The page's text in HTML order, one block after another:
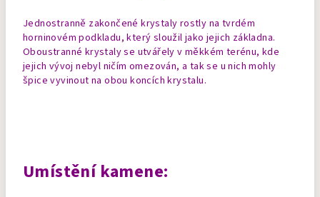
Jednostranně zakončené krystaly rostly na tvrdém
horninovém podkladu, který sloužil jako jejich základna.
Oboustranné krystaly se utvářely v měkkém terénu, kde
jejich vývoj nebyl ničím omezován, a tak se u nich mohly
špice vyvinout na obou koncích krystalu.
Umístění kamene: